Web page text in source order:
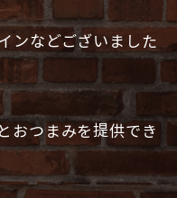
ンなどございました
おつまみを提供でき